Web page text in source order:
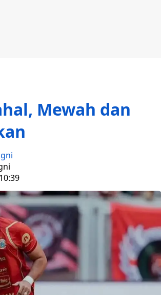
Mewah dan